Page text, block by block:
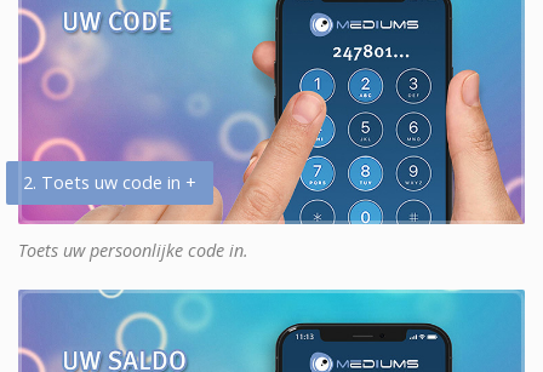
2. Toets uw code in +
Toets uw persoonlijke code in.